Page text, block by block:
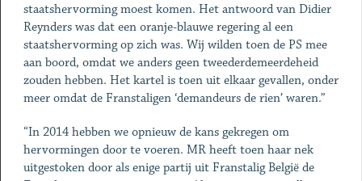
staatshervorming moest komen. Het antwoord van Didier
Reynders was dat een oranje-blauwe regering al een
staatshervorming op zich was. Wij wilden toen de PS mee
aan boord, omdat we anders geen tweederdemeerdeheid
zouden hebben. Het kartel is toen uit elkaar gevallen, onder
meer omdat de Franstaligen ‘demandeurs de rien’ waren.”
“In 2014 hebben we opnieuw de kans gekregen om
hervormingen door te voeren. MR heeft toen haar nek
uitgestoken door als enige partij uit Franstalig België de